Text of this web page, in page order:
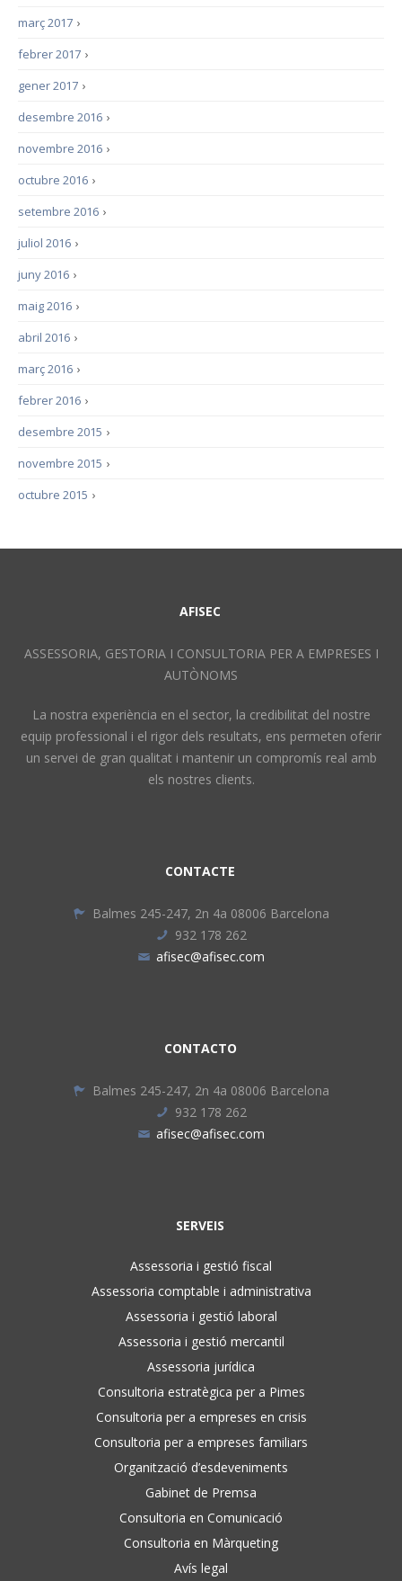
›
març 2017
›
febrer 2017
›
gener 2017
›
desembre 2016
›
novembre 2016
›
octubre 2016
›
setembre 2016
›
juliol 2016
›
juny 2016
›
maig 2016
›
abril 2016
›
març 2016
›
febrer 2016
›
desembre 2015
›
novembre 2015
›
octubre 2015
AFISEC
ASSESSORIA, GESTORIA I CONSULTORIA PER A EMPRESES I
AUTÒNOMS
La nostra experiència en el sector, la credibilitat del nostre
equip professional i el rigor dels resultats, ens permeten oferir
un servei de gran qualitat i mantenir un compromís real amb
els nostres clients.
CONTACTE
Balmes 245-247, 2n 4a 08006 Barcelona
932 178 262
afisec@afisec.com
CONTACTO
Balmes 245-247, 2n 4a 08006 Barcelona
932 178 262
afisec@afisec.com
SERVEIS
Assessoria i gestió fiscal
Assessoria comptable i administrativa
Assessoria i gestió laboral
Assessoria i gestió mercantil
Assessoria jurídica
Consultoria estratègica per a Pimes
Consultoria per a empreses en crisis
Consultoria per a empreses familiars
Organització d’esdeveniments
Gabinet de Premsa
Consultoria en Comunicació
Consultoria en Màrqueting
Avís legal